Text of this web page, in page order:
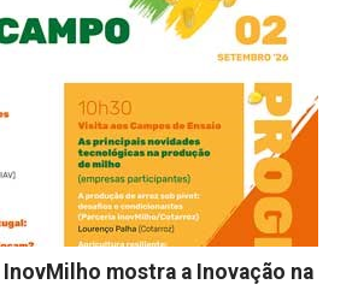
InovMilho mostra a Inovação na